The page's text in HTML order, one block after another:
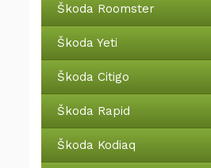
Škoda Roomster
Škoda Yeti
Škoda Citigo
Škoda Rapid
Škoda Kodiaq